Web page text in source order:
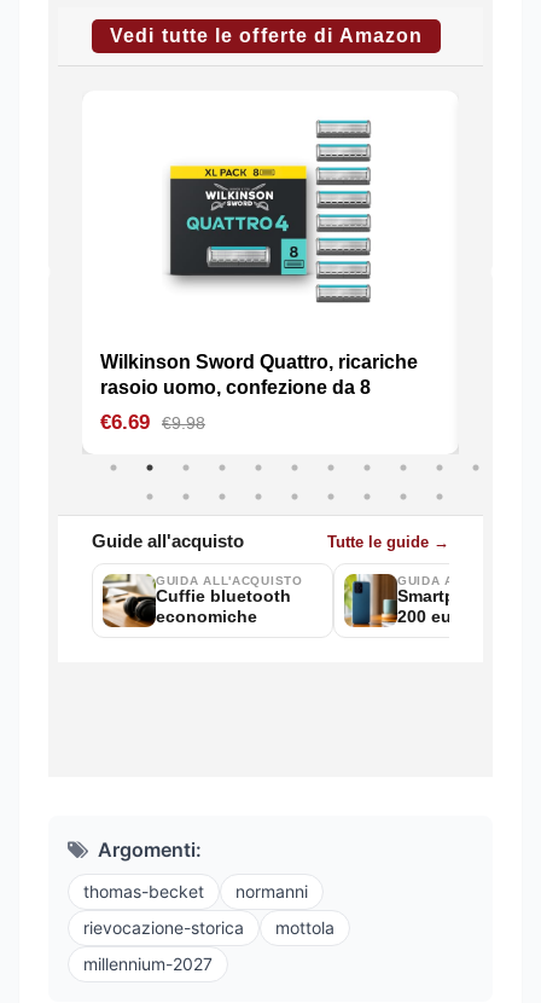
Argomenti:
thomas-becket
normanni
rievocazione-storica
mottola
millennium-2027